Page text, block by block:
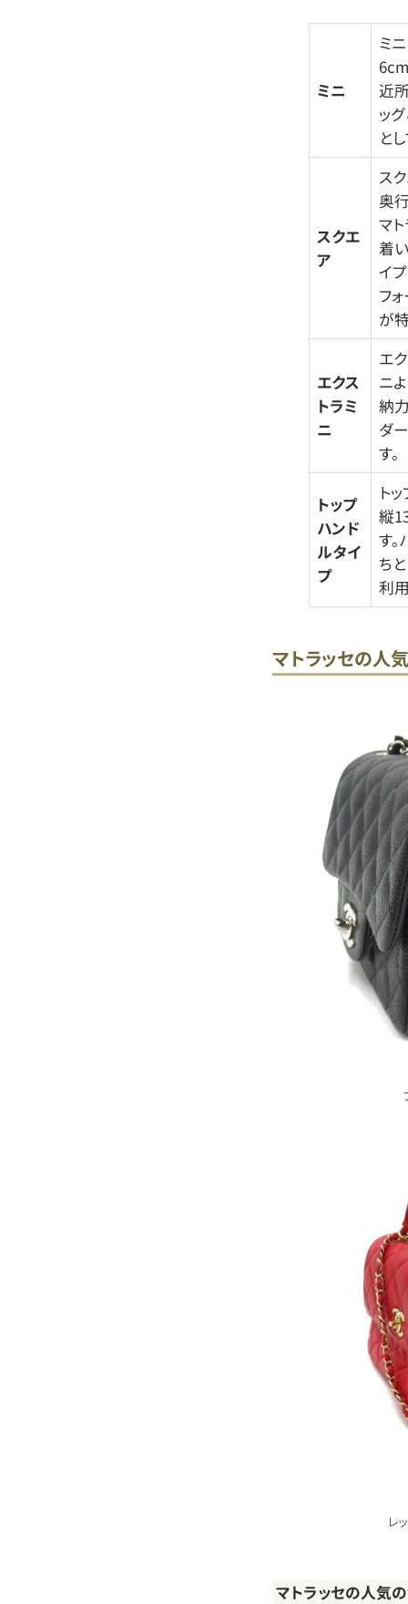
ミニ
ミ
近
ッ
と
スクエ
ア
ス
奥
マ
着
イ
フ
が
エクス
トラミ
ニ
エ
ニ
納
ダ
す。
トップ
ハンド
ルタイ
プ
ト
縦
す
ち
利
マトラッセの人気
レ
マトラッセの人気